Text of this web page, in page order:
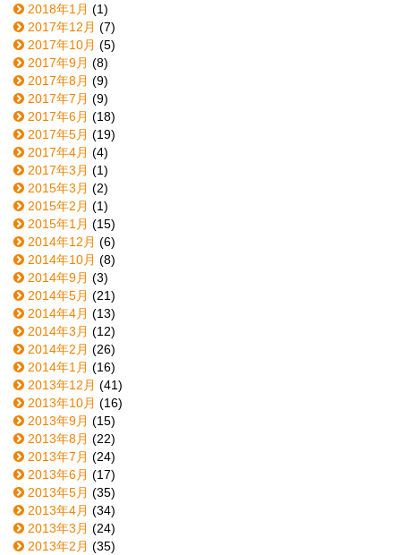
2018年1月 (1)
2017年12月 (7)
2017年10月 (5)
2017年9月 (8)
2017年8月 (9)
2017年7月 (9)
2017年6月 (18)
2017年5月 (19)
2017年4月 (4)
2017年3月 (1)
2015年3月 (2)
2015年2月 (1)
2015年1月 (15)
2014年12月 (6)
2014年10月 (8)
2014年9月 (3)
2014年5月 (21)
2014年4月 (13)
2014年3月 (12)
2014年2月 (26)
2014年1月 (16)
2013年12月 (41)
2013年10月 (16)
2013年9月 (15)
2013年8月 (22)
2013年7月 (24)
2013年6月 (17)
2013年5月 (35)
2013年4月 (34)
2013年3月 (24)
2013年2月 (35)